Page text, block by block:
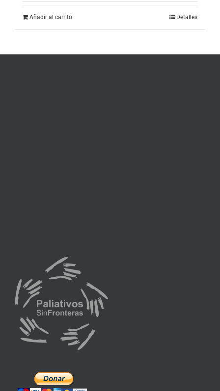
Añadir al carrito Detalles